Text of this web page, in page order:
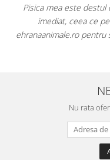
comod să pot
dintr-un singur loc.
originale și în
Nu rata